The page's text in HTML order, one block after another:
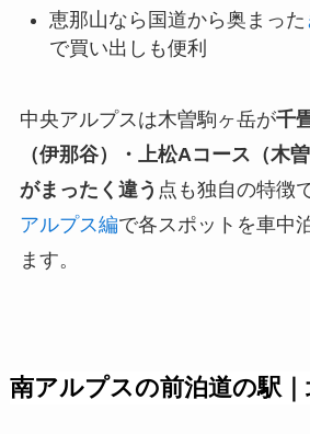
恵那山なら国道から奥まった
で買い出しも便利
中央アルプスは木曽駒ヶ岳が千
（伊那谷）・上松Aコース（木
がまったく違う 点も独自の特徴
アルプス編で各スポットを車中
ます。
南アルプスの前泊道の駅